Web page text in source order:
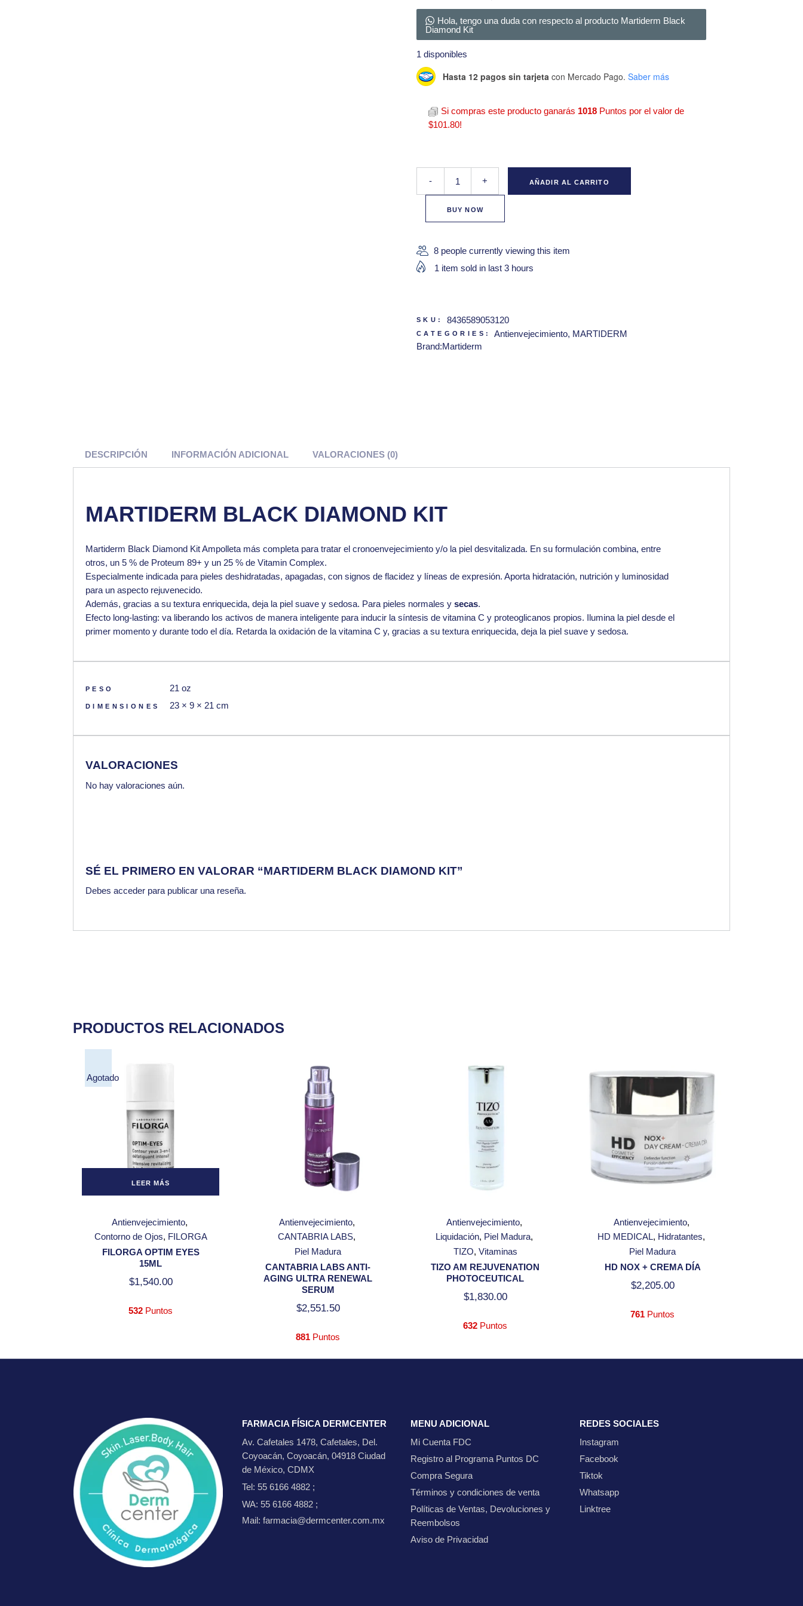
Devoluciones y
Reembolsos
Aviso de
Hola, tengo una duda con respecto al producto Martiderm Black
Diamond Kit
1 disponibles
Hasta 12 pagos sin tarjeta con Mercado Pago. Saber más
Si compras este producto ganarás 1018 Puntos por el valor de
$101.80!
Martiderm Black Diamond Kit quantity
-
+ AÑADIR AL CARRITO
BUY NOW
8 people currently viewing this item
1 item sold in last 3 hours
SKU: 8436589053120
CATEGORIES: Antienvejecimiento, MARTIDERM
Brand:Martiderm
DESCRIPCIÓN INFORMACIÓN ADICIONAL VALORACIONES (0)
MARTIDERM BLACK DIAMOND KIT
Martiderm Black Diamond KitAmpolleta más completa para tratar el cronoenvejecimiento y/o la piel desvitalizada. En su formulación combina, entre
otros, un 5 % de Proteum 89+ y un 25 % de Vitamin Complex.
Especialmente indicada para pieles deshidratadas, apagadas, con signos de flacidez y líneas de expresión. Aporta hidratación, nutrición y luminosidad
para un aspecto rejuvenecido.
Además, gracias a su textura enriquecida, deja la piel suave y sedosa. Para pieles normales y secas.
Efecto long-lasting: va liberando los activos de manera inteligente para inducir la síntesis de vitamina C y proteoglicanos propios. Ilumina la piel desde el
primer momento y durante todo el día. Retarda la oxidación de la vitamina C y, gracias a su textura enriquecida, deja la piel suave y sedosa.
PESO 21 oz
DIMENSIONES 23 × 9 × 21 cm
VALORACIONES
No hay valoraciones aún.
SÉ EL PRIMERO EN VALORAR “MARTIDERM BLACK DIAMOND KIT”
Debes acceder para publicar una reseña.
PRODUCTOS RELACIONADOS
Agotado
LEER MÁS
Antienvejecimiento
Contorno de Ojos FILORGA
FILORGA OPTIM EYES
15ML
$1,540.00
532 Puntos
Antienvejecimiento
CANTABRIA LABS
Piel Madura
CANTABRIA LABS ANTI-
AGING ULTRA RENEWAL
SERUM
$2,551.50
881 Puntos
Antienvejecimiento
Liquidación Piel Madura
TIZO Vitaminas
TIZO AM REJUVENATION
PHOTOCEUTICAL
$1,830.00
632 Puntos
Antienvejecimiento
HD MEDICAL Hidratantes
Piel Madura
HD NOX + CREMA DÍA
$2,205.00
761 Puntos
FARMACIA FÍSICA DERMCENTER
Av. Cafetales 1478, Cafetales, Del.
Coyoacán, Coyoacán, 04918 Ciudad
de México, CDMX
Tel: 55 6166 4882 ;
WA: 55 6166 4882 ;
Mail: farmacia@dermcenter.com.mx
MENU ADICIONAL
Mi Cuenta FDC
Registro al Programa Puntos DC
Compra Segura
Términos y condiciones de venta
Políticas de Ventas, Devoluciones y
Reembolsos
Aviso de Privacidad
REDES SOCIALES
Instagram
Facebook
Tiktok
Whatsapp
Linktree